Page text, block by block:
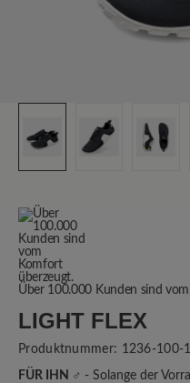
Über 100.000 Kunden sind
LIGHT FLEX
Produktnummer: 1236-100-
FÜR IHN ♂ - Solange der